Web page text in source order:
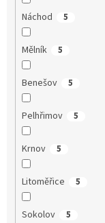
Náchod 5
Mělník 5
Benešov 5
Pelhřimov 5
Krnov 5
Litoměřice 5
Sokolov 5